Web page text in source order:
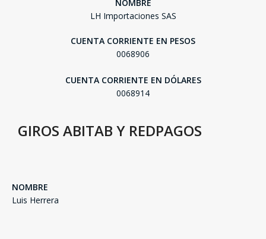
NOMBRE
LH Importaciones SAS
CUENTA CORRIENTE EN PESOS
0068906
CUENTA CORRIENTE EN DÓLARES
0068914
GIROS ABITAB Y REDPAGOS
NOMBRE
Luis Herrera
SEGUÍ COMPRANDO
FINALIZÁ TU COMPRA